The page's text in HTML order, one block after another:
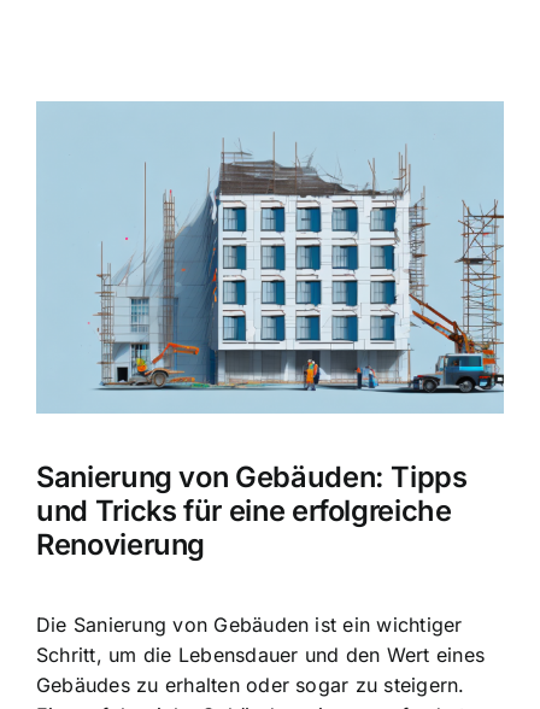
Sanierung von Gebäuden: Tipps
und Tricks für eine erfolgreiche
Renovierung
Die Sanierung von Gebäuden ist ein wichtiger
Schritt, um die Lebensdauer und den Wert eines
Gebäudes zu erhalten oder sogar zu steigern.